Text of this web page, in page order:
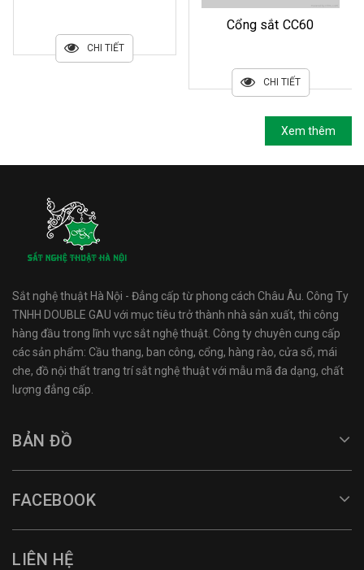
CHI TIẾT
Cổng sắt CC60
CHI TIẾT
Xem thêm
Sắt nghệ thuật Hà Nội - Đẳng cấp từ phong cách Châu Âu. Công Ty
TNHH DOUBLE GAU với mục tiêu trở thành nhà sản xuất, thi công
hàng đầu trong lĩnh vực sắt nghệ thuật. Công ty chuyên cung cấp
các sản phẩm: Cầu thang, ban công, cổng, hàng rào, cửa sổ, mái
che, đồ nội thất trang trí sắt nghệ thuật với mẫu mã đa dạng, chất
lượng đẳng cấp.
BẢN ĐỒ
FACEBOOK
LIÊN HỆ